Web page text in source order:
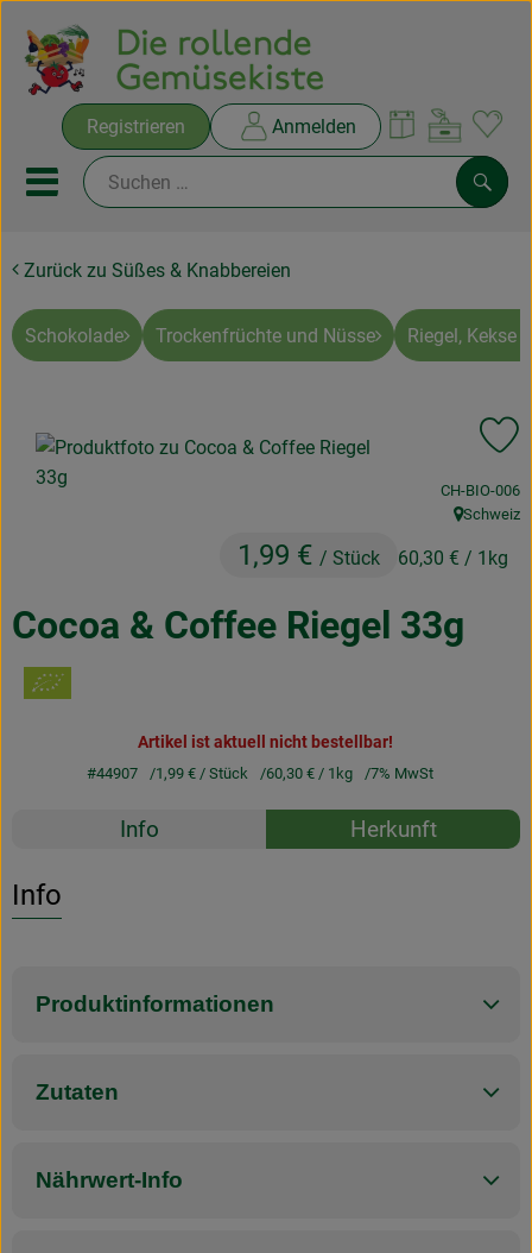
Registrieren Anmelden
Mobiles Menu öffnen oder
Ökokisten
Rezepte
NEUES & ANGEBOTE
Drogerie & Diverses
Über uns
Geschäftskunden
Zurück zu Süßes & Knabbereien
Schokolade Trockenfrüchte und Nüsse Riegel, Kekse
Cocoa & Coffee Riegel 33g
1,99 € / Stück 60,30 € / 1kg
,CH-BIO-006
, Herkunft:
Schweiz
Artikel ist aktuell nicht bestellbar!
#44907 1,99 € / Stück 60,30 € / 1kg 7% MwSt
Rezepte
Info Herkunft
Info
Produktinformationen
Zutaten
Nährwert-Info